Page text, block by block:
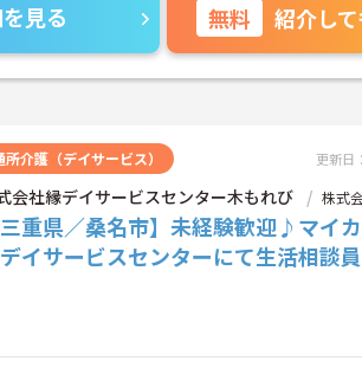
見る 無料 紹介し
所介護（デイサービス） 更新日
会社縁デイサービスセンター木もれび 株式
三重県／桑名市】未経験歓迎♪マイ
イサービスセンターにて生活相談員